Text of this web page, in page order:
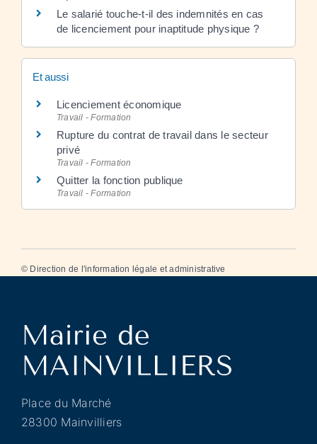
Le salarié touche-t-il des indemnités en cas
de licenciement pour inaptitude physique ?
Et aussi
Licenciement économique
Travail - Formation
Rupture du contrat de travail dans le secteur
privé
Travail - Formation
Quitter la fonction publique
Travail - Formation
© Direction de l'information légale et administrative
Place du Marché
28300 Mainvilliers